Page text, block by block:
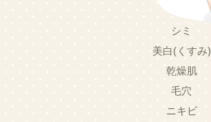
シミ
美白(くすみ)
乾燥肌
毛穴
ニキビ